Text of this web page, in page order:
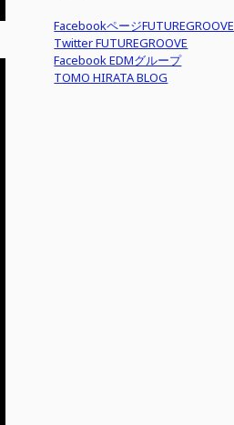
FacebookページFUTUREGROOVE
Twitter FUTUREGROOVE
Facebook EDMグループ
TOMO HIRATA BLOG